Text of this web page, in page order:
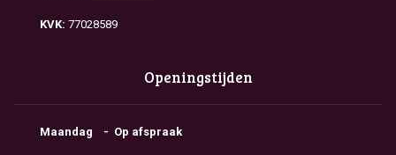
KVK: 77028589
Openingstijden
Maandag - Op afspraak